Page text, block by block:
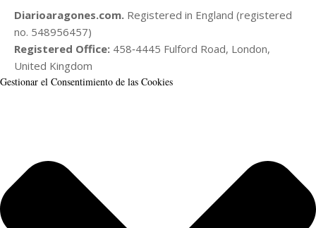
Diarioaragones.com. Registered in England (registered
no. 548956457)
Registered Office: 458‑4445 Fulford Road, London,
United Kingdom
Gestionar el Consentimiento de las Cookies